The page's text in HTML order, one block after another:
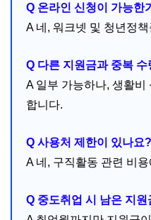
Q 온라인 신청이 가능한
A 네, 워크넷 및 청년정
Q 다른 지원금과 중복
A 일부 가능하나, 생활
합니다.
Q 사용처 제한이 있나요?
A 네, 구직활동 관련 비
Q 중도취업 시 남은 지